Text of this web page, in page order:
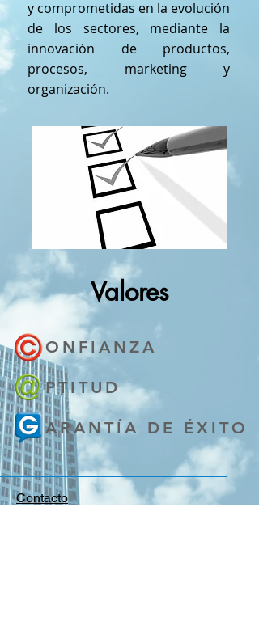
y comprometidas en la evolución
de los sectores, mediante la
innovación de productos,
procesos, marketing y
organización.
Valores
ONFIANZA
PTITUD
ARANTÍA DE ÉXITO
Contacto